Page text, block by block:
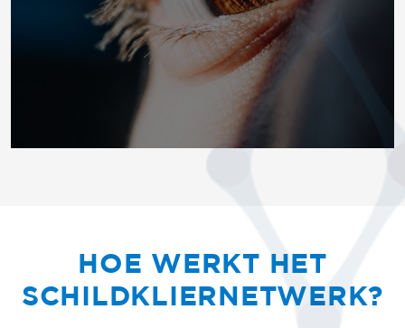
HOE WERKT HET
SCHILDKLIERNETWERK?